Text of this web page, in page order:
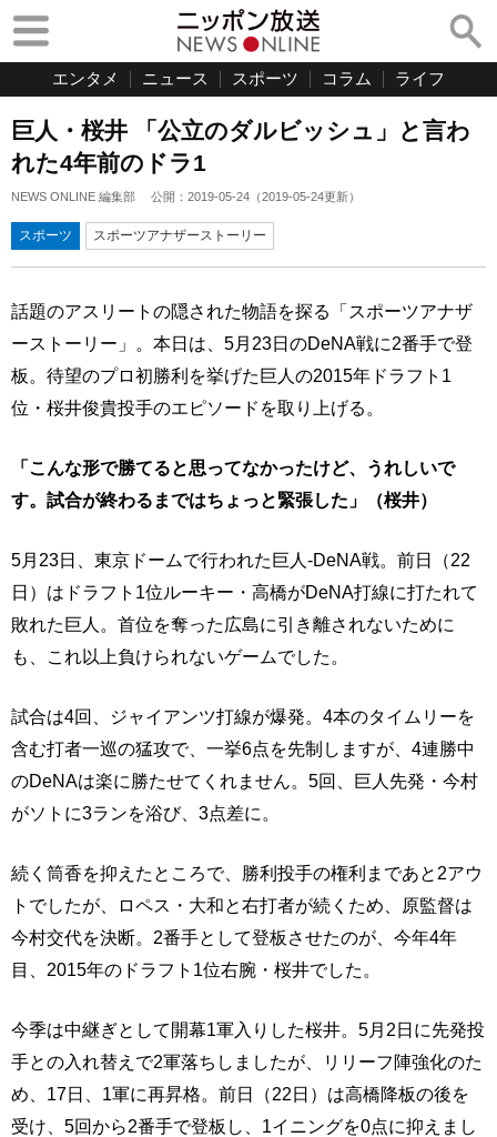
エンタメ ニュース スポーツ コラム ライフ
巨人・桜井 「公立のダルビッシュ」と言わ
れた4年前のドラ1
NEWS ONLINE 編集部 公開： 2019-05-24 （2019-05-24更新）
スポーツ スポーツアナザーストーリー
話題のアスリートの隠された物語を探る「スポーツアナザ
ーストーリー」。本日は、5月23日のDeNA戦に2番手で登
板。待望のプロ初勝利を挙げた巨人の2015年ドラフト1
位・桜井俊貴投手のエピソードを取り上げる。
「こんな形で勝てると思ってなかったけど、うれしいで
す。試合が終わるまではちょっと緊張した」（桜井）
5月23日、東京ドームで行われた巨人-DeNA戦。前日（22
日）はドラフト1位ルーキー・高橋がDeNA打線に打たれて
敗れた巨人。首位を奪った広島に引き離されないために
も、これ以上負けられないゲームでした。
試合は4回、ジャイアンツ打線が爆発。4本のタイムリーを
含む打者一巡の猛攻で、一挙6点を先制しますが、4連勝中
のDeNAは楽に勝たせてくれません。5回、巨人先発・今村
がソトに3ランを浴び、3点差に。
続く筒香を抑えたところで、勝利投手の権利まであと2アウ
トでしたが、ロペス・大和と右打者が続くため、原監督は
今村交代を決断。2番手として登板させたのが、今年4年
目、2015年のドラフト1位右腕・桜井でした。
今季は中継ぎとして開幕1軍入りした桜井。5月2日に先発投
手との入れ替えで2軍落ちしましたが、リリーフ陣強化のた
め、17日、1軍に再昇格。前日（22日）は高橋降板の後を
受け、5回から2番手で登板し、1イニングを0点に抑えまし